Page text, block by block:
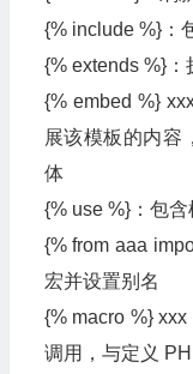
{% include %}：
{% extends %}：
{% embed %}
展该模板的内容
体
{% use %}：包
{% from aaa
宏并设置别名
{% macro %}
调用，与定义